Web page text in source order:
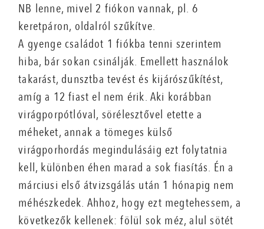
NB lenne, mivel 2 fiókon vannak, pl. 6
keretpáron, oldalról szűkítve.
A gyenge családot 1 fiókba tenni szerintem
hiba, bár sokan csinálják. Emellett használok
takarást, dunsztba tevést és kijárószűkítést,
amíg a 12 fiast el nem érik. Aki korábban
virágporpótlóval, sörélesztővel etette a
méheket, annak a tömeges külső
virágporhordás megindulásáig ezt folytatnia
kell, különben éhen marad a sok fiasítás. Én a
márciusi első átvizsgálás után 1 hónapig nem
méhészkedek. Ahhoz, hogy ezt megtehessem, a
következők kellenek: fölül sok méz, alul sötét